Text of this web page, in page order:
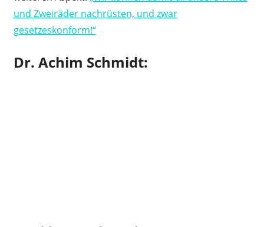
und Zweiräder nachrüsten, und zwar
gesetzeskonform!“
Dr. Achim Schmidt: